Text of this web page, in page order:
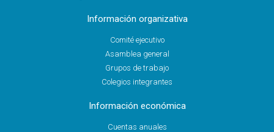
Información organizativa
Comité ejecutivo
Asamblea general
Grupos de trabajo
Colegios integrantes
Información económica
Cuentas anuales